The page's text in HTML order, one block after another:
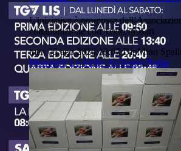
L'iniziativa è promossa
collaborazione con Teatri di Bari
mer, 05 ago 2026 18:07 Di: Mino
Monopoli Le-Stelle-Al-Teatro Radar